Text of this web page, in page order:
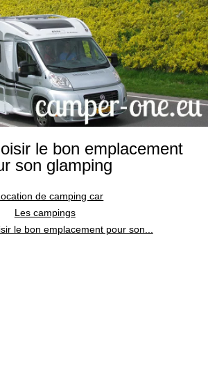
le bon emplacement
son glamping
de camping car
Les campings
le bon emplacement pour son...